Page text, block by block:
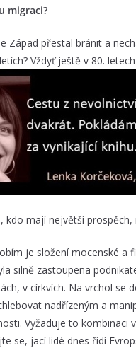
migraci?
Západ přestal bránit a
Vždyť ještě v 80.
mají největší prospěch,
je složení mocenské a
silně zastoupena
v církvích. Na vrchol se
nadřízeným a
Vyžaduje to kombinaci
se, jací lidé dnes řídí